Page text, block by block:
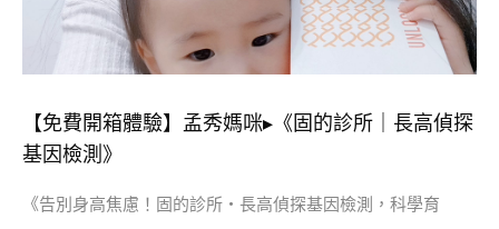
【免費開箱體驗】孟秀媽咪▸《固的診所｜長高偵探
基因檢測》
《告別身高焦慮！固的診所・長高偵探基因檢測，科學育